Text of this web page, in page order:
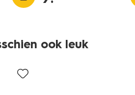
ook leuk